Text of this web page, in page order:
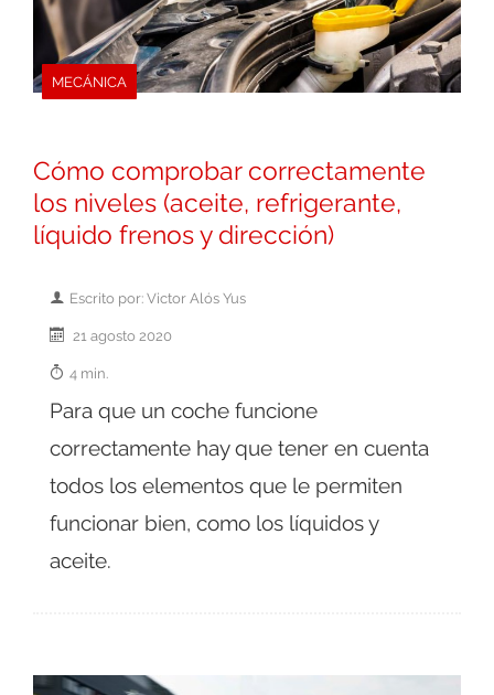
MECÁNICA
Cómo comprobar correctamente
los niveles (aceite, refrigerante,
líquido frenos y dirección)
Escrito por: Victor Alós Yus
21 agosto 2020
4 min.
Para que un coche funcione
correctamente hay que tener en cuenta
todos los elementos que le permiten
funcionar bien, como los líquidos y
aceite.